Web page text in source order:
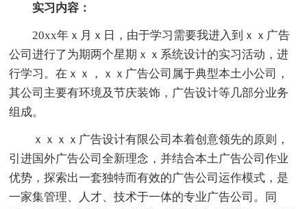
实习内容：
20xx年ｘ月ｘ日，由于学习需要我进入到ｘｘ广告
公司进行了为期两个星期ｘｘ系统设计的实习活动，进
行学习。在ｘｘ，ｘｘ广告公司属于典型本土小公司，
其公司主要有环境及节庆装饰，广告设计等几部分业务
组成。
ｘｘｘｘ广告设计有限公司本着创意领先的原则，
引进国外广告公司全新理念，并结合本土广告公司作业
优势，探索出一套独特而有效的广告公司运作模式，是
一家集管理、人才、技术于一体的专业广告公司。同